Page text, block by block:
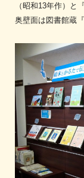
（昭和13年作）と
奥壁面は図書館蔵